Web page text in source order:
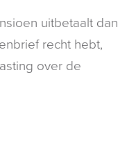
uitbetaalt dan
recht hebt,
over de